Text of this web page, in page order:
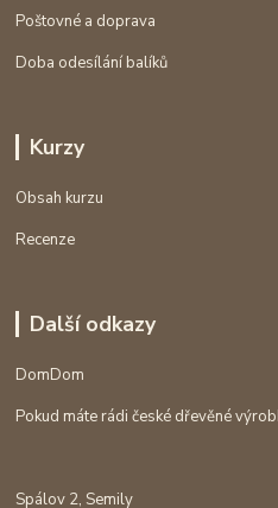
Poštovné a doprava
Doba odesílání balíků
Kurzy
Obsah kurzu
Recenze
Další odkazy
DomDom
Pokud máte rádi české dřevěné
Spálov 2, Semily